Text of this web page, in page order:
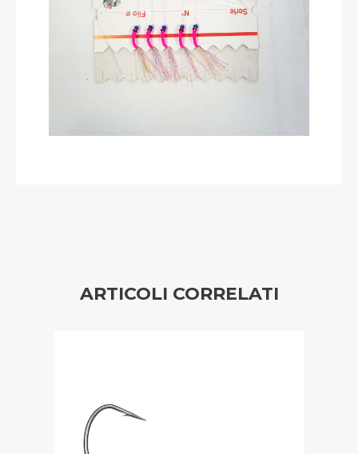
ARTICOLI CORRELATI